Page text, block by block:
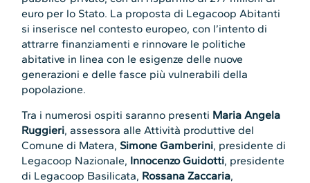
euro per lo Stato. La proposta di Legacoop Abitanti
si inserisce nel contesto europeo, con l’intento di
attrarre finanziamenti e rinnovare le politiche
abitative in linea con le esigenze delle nuove
generazioni e delle fasce più vulnerabili della
popolazione.
Tra i numerosi ospiti saranno presenti Maria Angela
Ruggieri, assessora alle Attività produttive del
Comune di Matera, Simone Gamberini, presidente di
Legacoop Nazionale, Innocenzo Guidotti, presidente
di Legacoop Basilicata, Rossana Zaccaria,